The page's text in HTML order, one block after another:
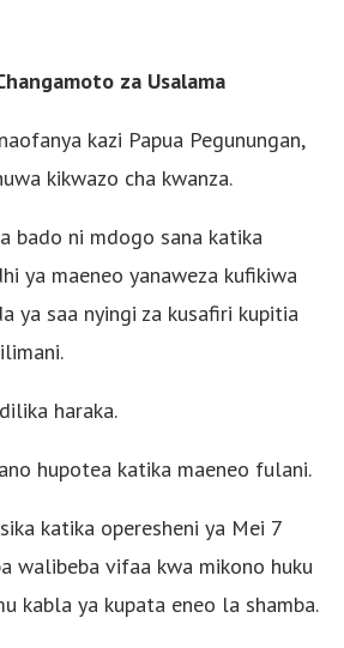
za Usalama
kazi Papua Pegunungan,
kikwazo cha kwanza.
bado ni mdogo sana katika
ya maeneo yanaweza kufikiwa
ya saa nyingi za kusafiri kupitia
haraka.
hupotea katika maeneo fulani.
katika operesheni ya Mei 7
walibeba vifaa kwa mikono huku
kabla ya kupata eneo la shamba.